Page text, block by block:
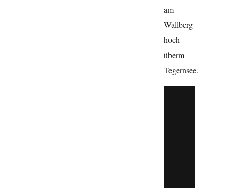
am
Wallberg
hoch
überm
Tegernsee.